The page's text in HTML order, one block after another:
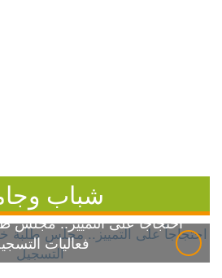
شباب
احتجاجاً على التمييز.. مجلس
فعاليات